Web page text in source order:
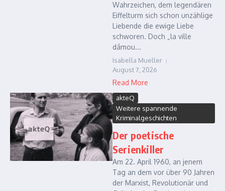
Wahrzeichen, dem legendären
Eiffelturm sich schon unzählige
Liebende die ewige Liebe
schworen. Doch „la ville
dámou...
Isabella Mueller
August 7, 2026
Read More
akteQ
Weitere spannende
Kriminalgeschichten
Der poetische
Serienkiller
Am 22. April 1960, an jenem
Tag an dem vor über 90 Jahren
der Marxist, Revolutionär und